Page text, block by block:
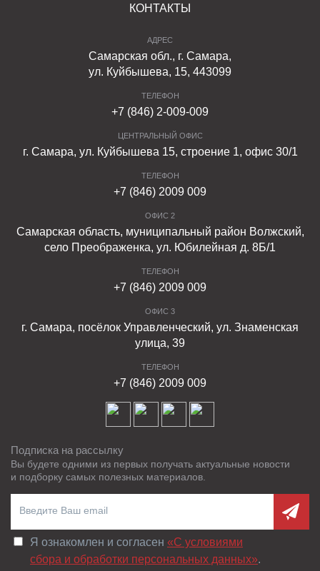
КОНТАКТЫ
АДРЕС
Самарская обл., г. Самара,
ул. Куйбышева, 15, 443099
ТЕЛЕФОН
+7 (846) 2-009-009
ЦЕНТРАЛЬНЫЙ ОФИС
г. Самара, ул. Куйбышева 15, строение 1, офис 30/1
ТЕЛЕФОН
+7 (846) 2009 009
ОФИС 2
Самарская область, муниципальный район Волжский,
село Преображенка, ул. Юбилейная д. 8Б/1
ТЕЛЕФОН
+7 (846) 2009 009
ОФИС 3
г. Самара, посёлок Управленческий, ул. Знаменская
улица, 39
ТЕЛЕФОН
+7 (846) 2009 009
Подписка на рассылку
Вы будете одними из первых получать актуальные новости
и подборку самых полезных материалов.
Я ознакомлен и согласен «C условиями
сбора и обработки персональных данных».